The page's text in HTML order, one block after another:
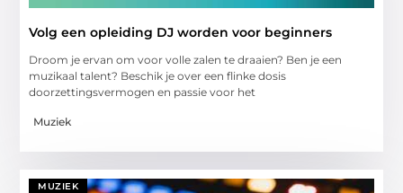
Volg een opleiding DJ worden voor beginners
Droom je ervan om voor volle zalen te draaien? Ben je een
muzikaal talent? Beschik je over een flinke dosis
doorzettingsvermogen en passie voor het
Muziek
MUZIEK